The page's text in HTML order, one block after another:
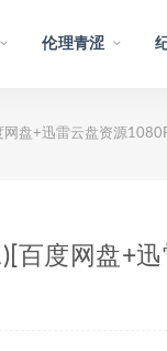
伦理青涩
盘+迅雷云盘资源
百度网盘+